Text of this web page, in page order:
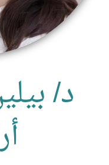
د/